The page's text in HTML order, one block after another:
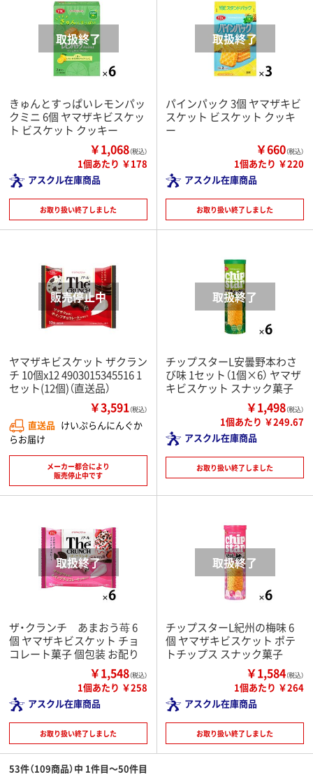
きゅんとすっぱいレモンパッ
クミニ 6個 ヤマザキビスケッ
ト ビスケット クッキー
￥1,068（税込）
1個あたり ￥178
アスクル在庫商品
お取り扱い終了しました
パインパック 3個 ヤマザキビ
スケット ビスケット クッキ
ー
￥660（税込）
1個あたり ￥220
アスクル在庫商品
お取り扱い終了しました
ヤマザキビスケット ザクラン
チ 10個x12 4903015345516 1
セット(12個)（直送品）
￥3,591（税込）
直送品 けいぷらんにんぐか
らお届け
メーカー都合により
販売停止中です
チップスターL安曇野本わさ
び味 1セット（1個×6） ヤマザ
キビスケット スナック菓子
￥1,498（税込）
1個あたり ￥249.67
アスクル在庫商品
お取り扱い終了しました
ザ・クランチ あまおう苺 6
個 ヤマザキビスケット チョ
コレート菓子 個包装 お配り
￥1,548（税込）
1個あたり ￥258
アスクル在庫商品
お取り扱い終了しました
チップスターL紀州の梅味 6
個 ヤマザキビスケット ポテ
トチップス スナック菓子
￥1,584（税込）
1個あたり ￥264
アスクル在庫商品
お取り扱い終了しました
53件（109商品）中 1件目～50件目